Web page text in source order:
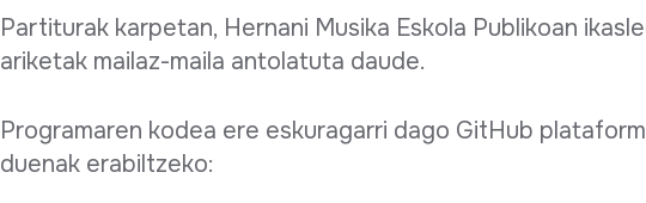
Partiturak karpetan, Hernani Musika Eskola Publikoan
ariketak mailaz-maila antolatuta daude.
Programaren kodea ere eskuragarri dago GitHub
duenak erabiltzeko: